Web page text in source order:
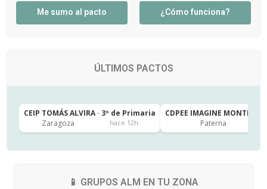
Me sumo al pacto ¿Cómo funciona?
ÚLTIMOS PACTOS
CEIP TOMÁS ALVIRA · 3º de Primaria
Zaragoza
hace 12h
CDPEE IMAGINE
Paterna
📱 GRUPOS ALM EN TU ZONA